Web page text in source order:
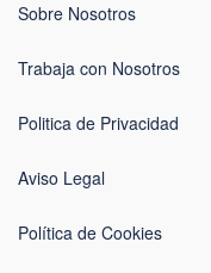
Sobre Nosotros
Trabaja con Nosotros
Politica de Privacidad
Aviso Legal
Política de Cookies